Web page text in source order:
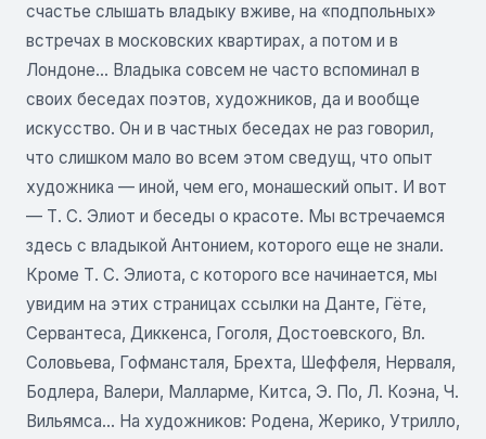
счастье слышать владыку вживе, на «подпольных»
встречах в московских квартирах, а потом и в
Лондоне... Владыка совсем не часто вспоминал в
своих беседах поэтов, художников, да и вообще
искусство. Он и в частных беседах не раз говорил,
что слишком мало во всем этом сведущ, что опыт
художника — иной, чем его, монашеский опыт. И вот
— Т. С. Элиот и беседы о красоте. Мы встречаемся
здесь с владыкой Антонием, которого еще не знали.
Кроме Т. С. Элиота, с которого все начинается, мы
увидим на этих страницах ссылки на Данте, Гёте,
Сервантеса, Диккенса, Гоголя, Достоевского, Вл.
Соловьева, Гофмансталя, Брехта, Шеффеля, Нерваля,
Бодлера, Валери, Малларме, Китса, Э. По, Л. Коэна, Ч.
Вильямса... На художников: Родена, Жерико, Утрилло,